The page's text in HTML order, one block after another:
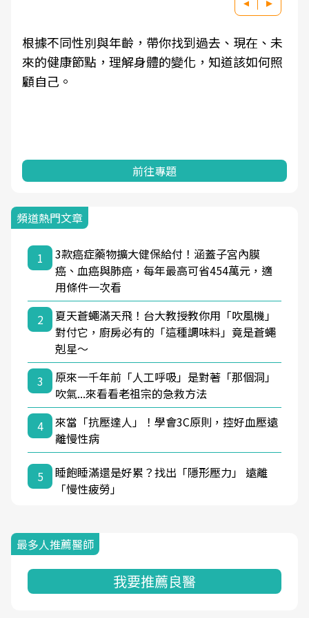
根據不同性別與年齡，帶你找到過去、現在、未
來的健康節點，理解身體的變化，知道該如何照
顧自己。
前往專題
頻道熱門文章
1
3款癌症藥物擴大健保給付！涵蓋子宮內膜
癌、血癌與肺癌，每年最高可省454萬元，適
用條件一次看
2
夏天蒼蠅滿天飛！台大教授教你用「吹風機」
對付它，廚房必有的「這種調味料」竟是蒼蠅
剋星～
3
原來一千年前「人工呼吸」是對著「那個洞」
吹氣...來看看老祖宗的急救方法
4
來當「抗壓達人」！學會3C原則，控好血壓遠
離慢性病
5
睡飽睡滿還是好累？找出「隱形壓力」 遠離
「慢性疲勞」
最多人推薦醫師
我要推薦良醫